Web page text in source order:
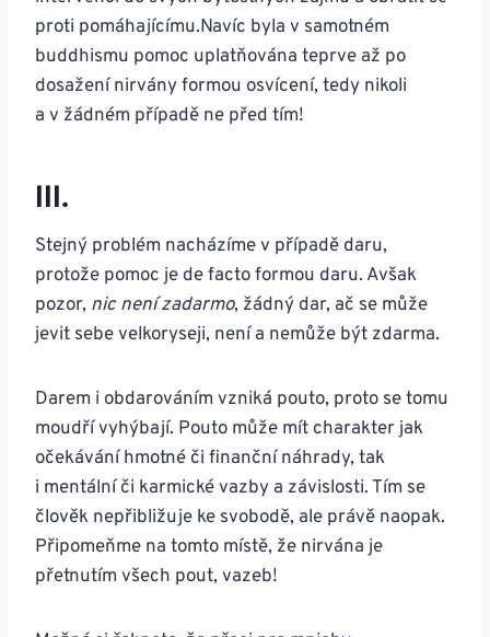
proti pomáhajícímu.Navíc byla v samotném
buddhismu pomoc uplatňována teprve až po
dosažení nirvány formou osvícení, tedy nikoli
a v žádném případě ne před tím!
III.
Stejný problém nacházíme v případě daru,
protože pomoc je de facto formou daru. Avšak
pozor, nic není zadarmo, žádný dar, ač se může
jevit sebe velkoryseji, není a nemůže být zdarma.
Darem i obdarováním vzniká pouto, proto se tomu
moudří vyhýbají. Pouto může mít charakter jak
očekávání hmotné či finanční náhrady, tak
i mentální či karmické vazby a závislosti. Tím se
člověk nepřibližuje ke svobodě, ale právě naopak.
Připomeňme na tomto místě, že nirvána je
přetnutím všech pout, vazeb!